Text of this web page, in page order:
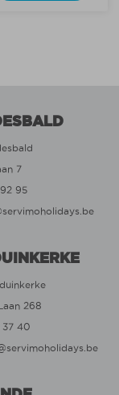
7
95
268
37 40